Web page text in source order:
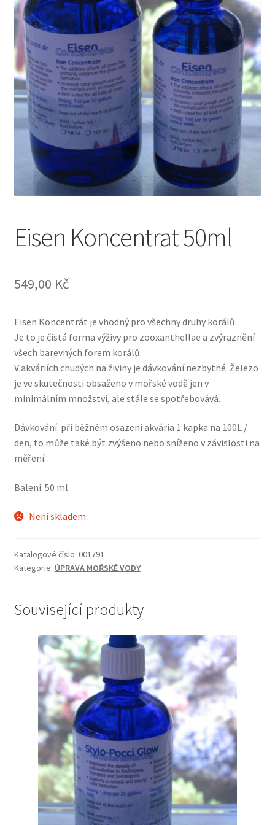
Eisen Koncentrat 50ml
549,00 Kč
Eisen Koncentrát je vhodný pro všechny druhy korálů.
Je to je čistá forma výživy pro zooxanthellae a zvýraznění
všech barevných forem korálů.
V akváriích chudých na živiny je dávkování nezbytné. Železo
je ve skutečnosti obsaženo v mořské vodě jen v
minimálním množství, ale stále se spotřebovává.
Dávkování: při běžném osazení akvária 1 kapka na 100L /
den, to může také být zvýšeno nebo sníženo v závislosti na
měření.
Balení: 50 ml
Není skladem
Katalogové číslo: 001791
Kategorie: ÚPRAVA MOŘSKÉ VODY
Související produkty